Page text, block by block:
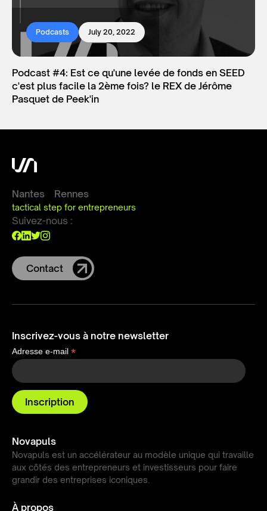
Podcasts July 20, 2022
Podcast #4: Est ce qu'une levée de fonds en SEED
c'est plus facile la 2ème fois? le REX de Jérôme
Pasquet de Peek'in
Nantes Rennes
tactical step for entrepreneurs
Suivez-nous :
Contact
Novapuls
Novapuls est un accélérateur au modèle unique qui travaille
aux côtés des entrepreneurs et investisseurs pour faire
grandir des entreprises iconiques.
À propos
Inscrivez-vous à notre newsletter
Adresse e-mail *